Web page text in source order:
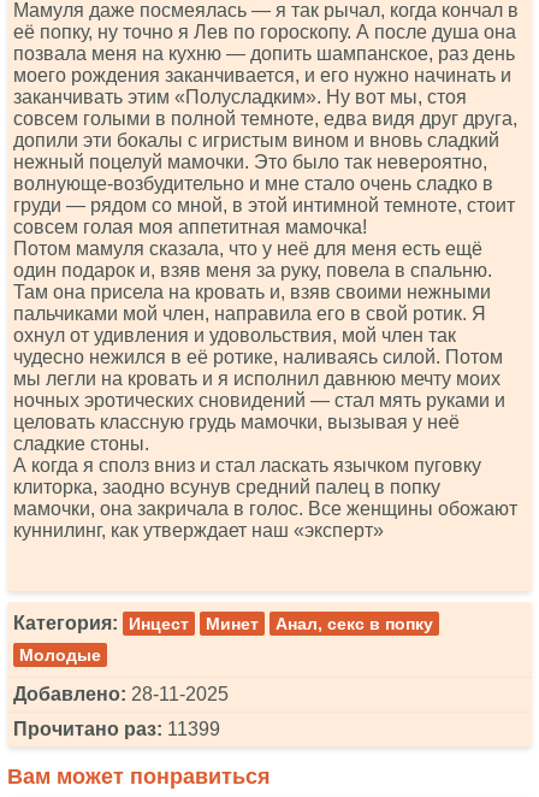
Мамуля даже посмеялась — я так рычал, когда кончал в
её попку, ну точно я Лев по гороскопу. А после душа она
позвала меня на кухню — допить шампанское, раз день
моего рождения заканчивается, и его нужно начинать и
заканчивать этим «Полусладким». Ну вот мы, стоя
совсем голыми в полной темноте, едва видя друг друга,
допили эти бокалы с игристым вином и вновь сладкий
нежный поцелуй мамочки. Это было так невероятно,
волнующе-возбудительно и мне стало очень сладко в
груди — рядом со мной, в этой интимной темноте, стоит
совсем голая моя аппетитная мамочка!
Потом мамуля сказала, что у неё для меня есть ещё
один подарок и, взяв меня за руку, повела в спальню.
Там она присела на кровать и, взяв своими нежными
пальчиками мой член, направила его в свой ротик. Я
охнул от удивления и удовольствия, мой член так
чудесно нежился в её ротике, наливаясь силой. Потом
мы легли на кровать и я исполнил давнюю мечту моих
ночных эротических сновидений — стал мять руками и
целовать классную грудь мамочки, вызывая у неё
сладкие стоны.
А когда я сполз вниз и стал ласкать язычком пуговку
клиторка, заодно всунув средний палец в попку
мамочки, она закричала в голос. Все женщины обожают
куннилинг, как утверждает наш «эксперт»
Категория: Инцест Минет
Анал, секс в попку
Молодые
Добавлено: 28-11-2025
Прочитано раз: 11399
Вам может понравиться